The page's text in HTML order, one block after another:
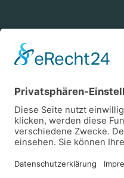
Zahlungsarten
Vorkasse Rechnung